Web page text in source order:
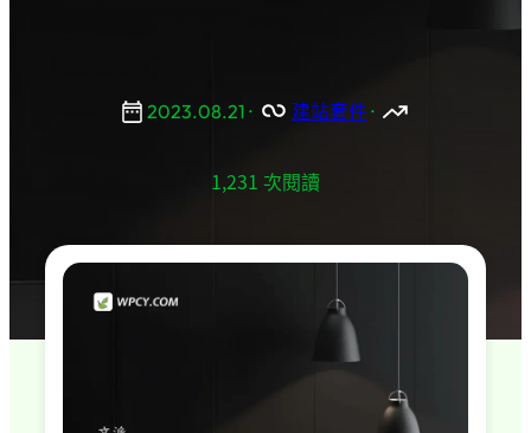
2023.08.21 · 建站套件·
1,231 次閱讀